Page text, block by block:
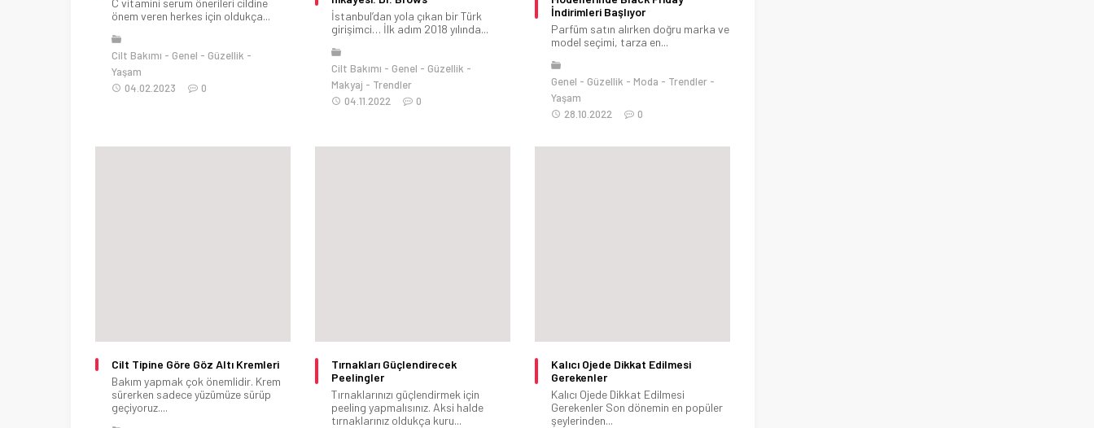
C vitamini serum önerileri cildine
önem veren herkes için oldukça...
Cilt Bakımı Genel
Güzellik
Yaşam
04.02.2023
0
İstanbul’dan yola çıkan bir Türk
girişimci… İlk adım 2018 yılında...
Cilt Bakımı Genel
Güzellik
Makyaj
Trendler
04.11.2022
0
İndirimleri Başlıyor
Parfüm satın alırken doğru marka ve
model seçimi, tarza en...
Genel Güzellik Moda
Trendler
Yaşam
28.10.2022
0
Cilt Tipine Göre Göz Altı Kremleri
Bakım yapmak çok önemlidir. Krem
sürerken sadece yüzümüze sürüp
geçiyoruz....
Tırnakları Güçlendirecek
Peelingler
Tırnaklarınızı güçlendirmek için
peeling yapmalısınız. Aksi halde
tırnaklarınız oldukça kuru...
Kalıcı Ojede Dikkat Edilmesi
Gerekenler
Kalıcı Ojede Dikkat Edilmesi
Gerekenler Son dönemin en popüler
şeylerinden...